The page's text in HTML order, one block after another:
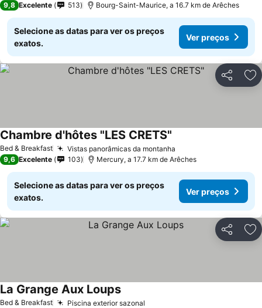
9,8 Excelente 513 Bourg-Saint-Maurice, a 16.7 km de Arêches
Selecione as datas para ver os preços
exatos.
Ver preços
Partilhar
Bed & Breakfast Vistas panorâmicas da montanha
Chambre d'hôtes "LES CRETS"
9,6 Excelente 103 Mercury, a 17.7 km de Arêches
Selecione as datas para ver os preços
exatos.
Ver preços
Partilhar
Bed & Breakfast Piscina exterior sazonal
La Grange Aux Loups